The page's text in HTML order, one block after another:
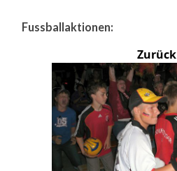
Fussballaktionen:
Zurück